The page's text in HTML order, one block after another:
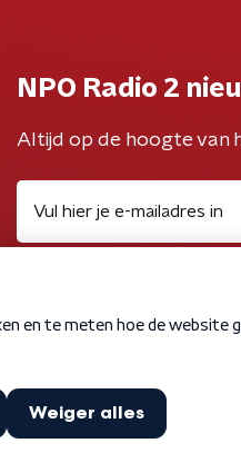
NPO Radio 2
Altijd op de hoogte van